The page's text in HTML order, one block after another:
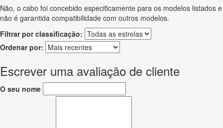
Não, o cabo foi concebido especificamente para os modelos listados e
não é garantida compatibilidade com outros modelos.
Filtrar por classificação:
Ordenar por:
Escrever uma avaliação de cliente
O seu nome